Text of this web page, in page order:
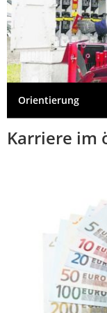
Orientierung
Karriere im